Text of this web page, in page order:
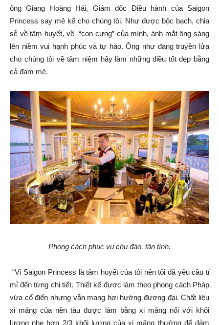
ông Giang Hoàng Hải, Giám đốc Điều hành của Saigon
Princess say mê kể cho chúng tôi. Như được bộc bạch, chia
sẻ về tâm huyết, về “con cưng” của mình, ánh mắt ông sáng
lên niềm vui hạnh phúc và tự hào. Ông như đang truyền lửa
cho chúng tôi về tâm niệm hãy làm những điều tốt đẹp bằng
cả đam mê.
Phong cách phục vụ chu đáo, tận tình.
“Vì Saigon Princess là tâm huyết của tôi nên tôi đã yêu cầu tỉ
mỉ đến từng chi tiết. Thiết kế được làm theo phong cách Pháp
vừa cổ điển nhưng vẫn mang hơi hướng đương đại. Chất liệu
xi măng của nền tàu được làm bằng xi măng nổi với khối
lượng nhẹ hơn 2/3 khối lượng của xi măng thường để đảm